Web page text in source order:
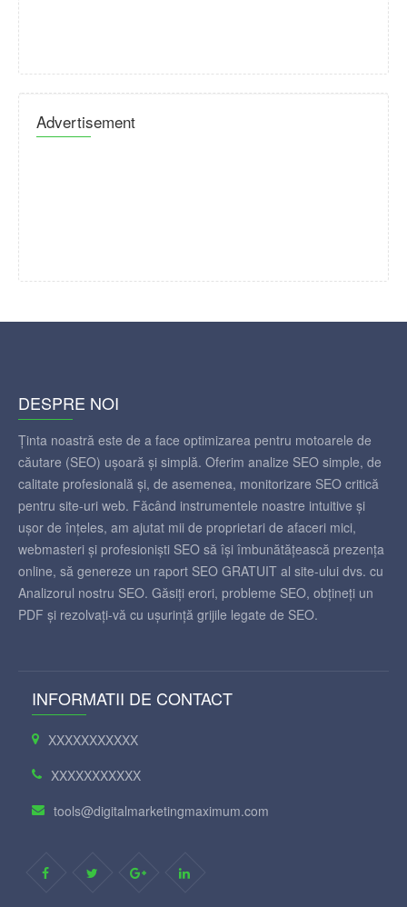
Advertisement
DESPRE NOI
Ținta noastră este de a face optimizarea pentru motoarele de
căutare (SEO) ușoară și simplă. Oferim analize SEO simple, de
calitate profesională și, de asemenea, monitorizare SEO critică
pentru site-uri web. Făcând instrumentele noastre intuitive și
ușor de înțeles, am ajutat mii de proprietari de afaceri mici,
webmasteri și profesioniști SEO să își îmbunătățească prezența
online, să genereze un raport SEO GRATUIT al site-ului dvs. cu
Analizorul nostru SEO. Găsiți erori, probleme SEO, obțineți un
PDF și rezolvați-vă cu ușurință grijile legate de SEO.
INFORMATII DE CONTACT
XXXXXXXXXXX
XXXXXXXXXXX
tools@digitalmarketingmaximum.com